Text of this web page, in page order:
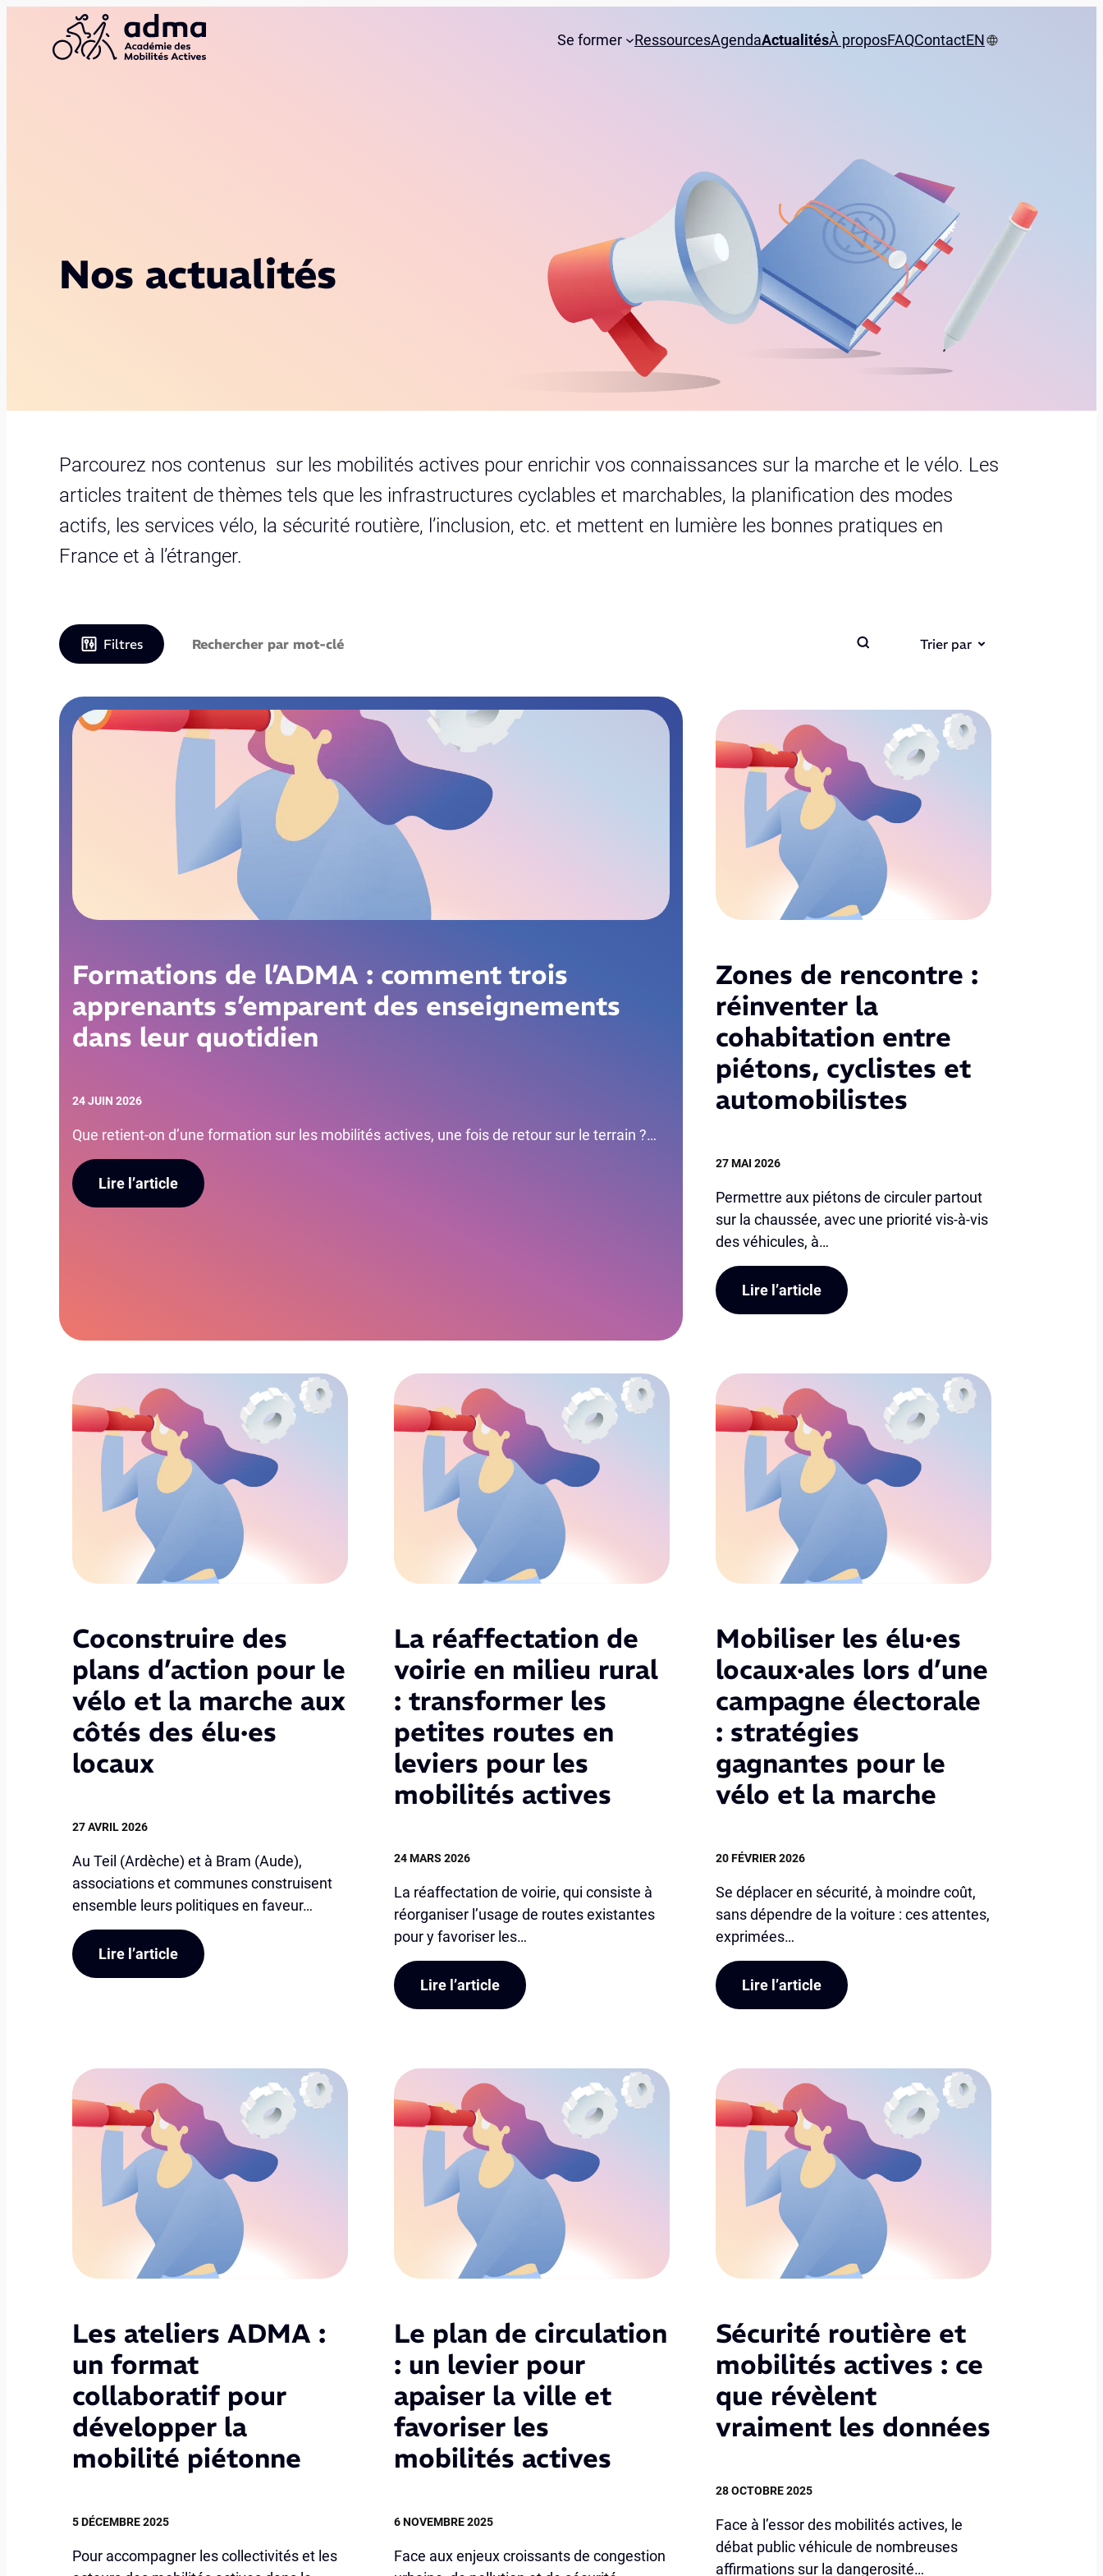
contenu
Se former RessourcesAgendaActualitésÀ proposFAQContactEN
Nos actualités
Parcourez nos contenus sur les mobilités actives pour enrichir vos connaissances sur la marche et le vélo. Les
articles traitent de thèmes tels que les infrastructures cyclables et marchables, la planification des modes
actifs, les services vélo, la sécurité routière, l’inclusion, etc. et mettent en lumière les bonnes pratiques en
France et à l’étranger.
Filtres Trier par
Formations de l’ADMA : comment trois
apprenants s’emparent des enseignements
dans leur quotidien
24 JUIN 2026
Que retient-on d’une formation sur les mobilités actives, une fois de retour sur le terrain ?…
Lire l’article
Zones de rencontre :
réinventer la
cohabitation entre
piétons, cyclistes et
automobilistes
27 MAI 2026
Permettre aux piétons de circuler partout
sur la chaussée, avec une priorité vis-à-vis
des véhicules, à…
Lire l’article
Coconstruire des
plans d’action pour le
vélo et la marche aux
côtés des élu·es
locaux
27 AVRIL 2026
Au Teil (Ardèche) et à Bram (Aude),
associations et communes construisent
ensemble leurs politiques en faveur…
Lire l’article
La réaffectation de
voirie en milieu rural
: transformer les
petites routes en
leviers pour les
mobilités actives
24 MARS 2026
La réaffectation de voirie, qui consiste à
réorganiser l’usage de routes existantes
pour y favoriser les…
Lire l’article
Mobiliser les élu·es
locaux·ales lors d’une
campagne électorale
: stratégies
gagnantes pour le
vélo et la marche
20 FÉVRIER 2026
Se déplacer en sécurité, à moindre coût,
sans dépendre de la voiture : ces attentes,
exprimées…
Lire l’article
Les ateliers ADMA :
un format
collaboratif pour
développer la
mobilité piétonne
5 DÉCEMBRE 2025
Pour accompagner les collectivités et les
Le plan de circulation
: un levier pour
apaiser la ville et
favoriser les
mobilités actives
6 NOVEMBRE 2025
Face aux enjeux croissants de congestion
Sécurité routière et
mobilités actives : ce
que révèlent
vraiment les données
28 OCTOBRE 2025
Face à l’essor des mobilités actives, le
débat public véhicule de nombreuses
affirmations sur la dangerosité…